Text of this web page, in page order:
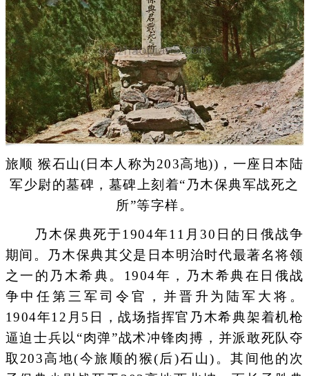
旅顺 猴石山(日本人称为203高地))，一座日本陆
军少尉的墓碑，墓碑上刻着“乃木保典军战死之
所”等字样。
乃木保典死于1904年11月30日的日俄战争
期间。乃木保典其父是日本明治时代最著名将领
之一的乃木希典。1904年，乃木希典在日俄战
争中任第三军司令官，并晋升为陆军大将。
1904年12月5日，战场指挥官乃木希典架着机枪
逼迫士兵以“肉弹”战术冲锋肉搏，并派敢死队夺
取203高地(今旅顺的猴(后)石山)。其间他的次